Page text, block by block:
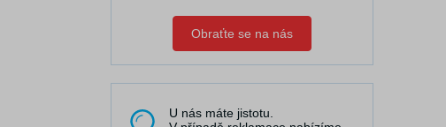
Obraťte se na nás
U nás máte jistotu.